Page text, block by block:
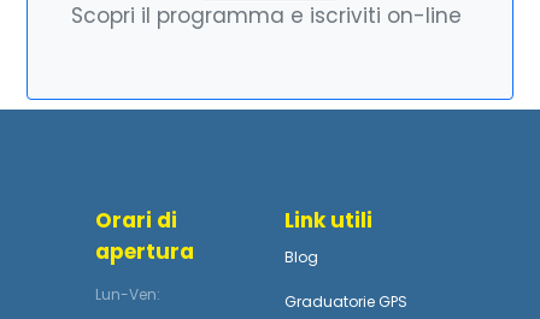
Scopri il programma e iscriviti on-line
Orari di
apertura
Lun-Ven:
Link utili
Blog
Graduatorie GPS